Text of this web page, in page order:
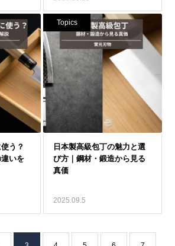
Topics
2025.09.5